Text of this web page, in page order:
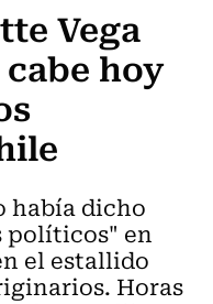
Vega
hoy
había dicho
políticos" en
el estallido
Horas